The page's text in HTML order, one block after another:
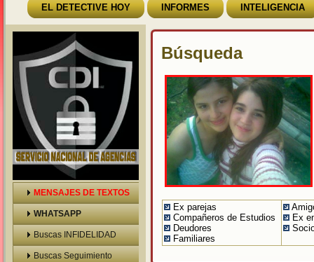
EL DETECTIVE HOY INFORMES INTELIGENCIA
MENSAJES DE TEXTOS
WHATSAPP
Buscas INFIDELIDAD
Buscas Seguimiento
Búsqueda
Ex parejas
Compañeros de Estudios
Deudores
Familiares
Ex